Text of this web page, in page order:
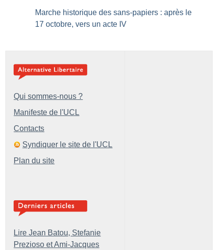
Marche historique des sans-papiers : après le
17 octobre, vers un acte IV
Qui sommes-nous ?
Manifeste de l'UCL
Contacts
Syndiquer le site de l'UCL
Plan du site
Lire Jean Batou, Stefanie
Prezioso et Ami-Jacques